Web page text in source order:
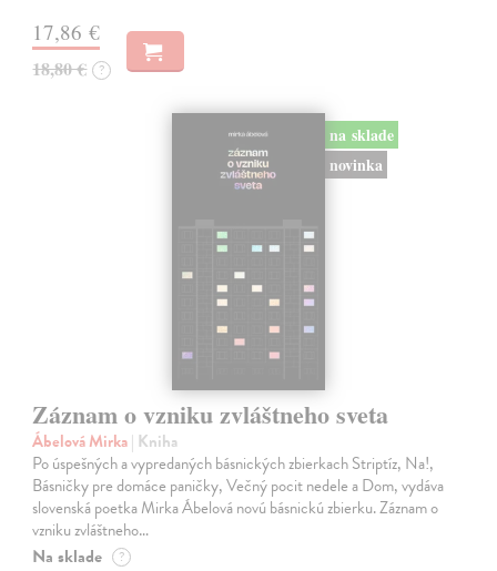
17,86 €
18,80 € ?
na sklade
novinka
Záznam o vzniku zvláštneho sveta
Ábelová Mirka| Kniha
Po úspešných a vypredaných básnických zbierkach Striptíz, Na!,
Básničky pre domáce paničky, Večný pocit nedele a Dom, vydáva
slovenská poetka Mirka Ábelová novú básnickú zbierku. Záznam o
vzniku zvláštneho…
Na sklade ?